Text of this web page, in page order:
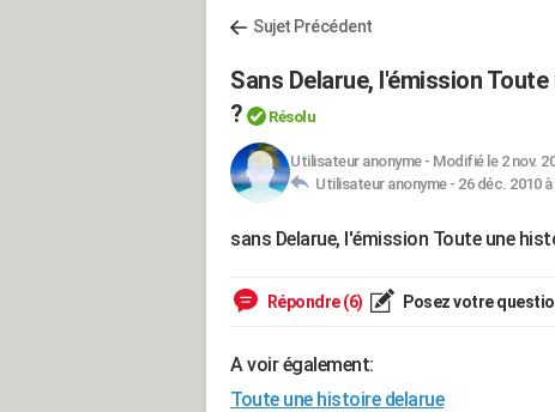
Sujet Précédent
Sans Delarue, l'émission
?
Résolu
Utilisateur anonyme- Modifié le 2 nov.
Utilisateur anonyme - 26 déc. 2010 à
sans Delarue, l'émission Toute une
Répondre (6) Posez votre
A voir également:
Toute une histoire delarue